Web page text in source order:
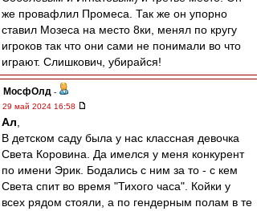
же провафлил Промеса. Так же он упорно
ставил Мозеса на место 8ки, менял по кругу
игроков так что они сами не понимали во что
играют. Слишкович, убирайся!
МосфОлд -
29 май 2024 16:58
Ал
В детском саду была у нас классная девочка
Света Коровина. Да имелся у меня конкурент
по имени Эрик. Бодались с ним за то - с кем
Света спит во время "Тихого часа". Койки у
всех рядом стояли, а по гендерным полам в те